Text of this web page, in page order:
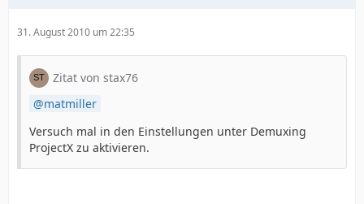
31. August 2010 um 22:35
Zitat von stax76
matmiller
Versuch mal in den Einstellungen unter Demuxing
ProjectX zu aktivieren.